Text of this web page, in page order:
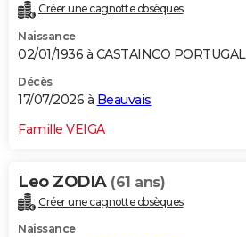
Créer une cagnotte obsèques
Naissance
02/01/1936 à CASTAINCO PORTUGAL
Décès
17/07/2026 à Beauvais
Famille VEIGA
Leo ZODIA (61 ans)
Créer une cagnotte obsèques
Naissance